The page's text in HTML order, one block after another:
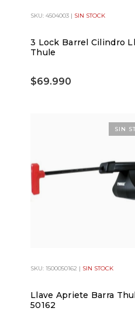
SKU: 4504003 | SIN STOCK
3 Lock Barrel Cilindro
Thule
$69.990
SKU: 1500050162 | SIN STOCK
Llave Apriete Barra
50162
SIN